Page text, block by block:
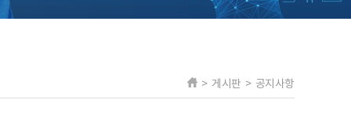
> 게시판 > 공지사항